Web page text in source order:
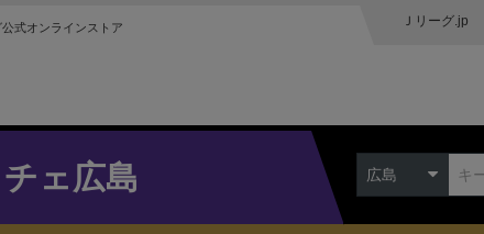
式オンラインストア Ｊリーグ.jp
ェ広島 広島